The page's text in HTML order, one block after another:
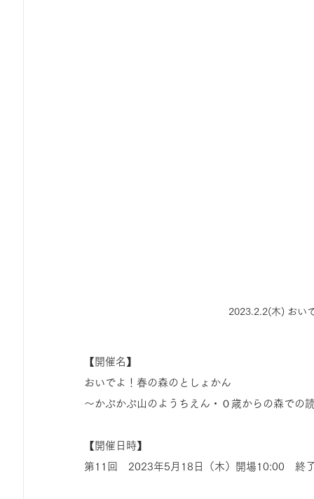
2023.2.2(木) おい
【開催名】
おいでよ！春の森のとしょかん
〜かぷかぷ山のようちえん・０歳からの森での
【開催日時】
第11回　2023年5月18日（木）開場10:00　終